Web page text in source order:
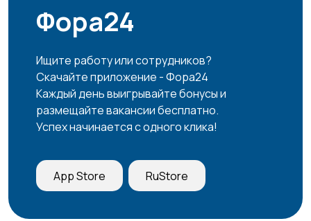
Фора24
Ищите работу или сотрудников?
Скачайте приложение - Фора24
Каждый день выигрывайте бонусы и
размещайте вакансии бесплатно.
Успех начинается с одного клика!
App Store RuStore